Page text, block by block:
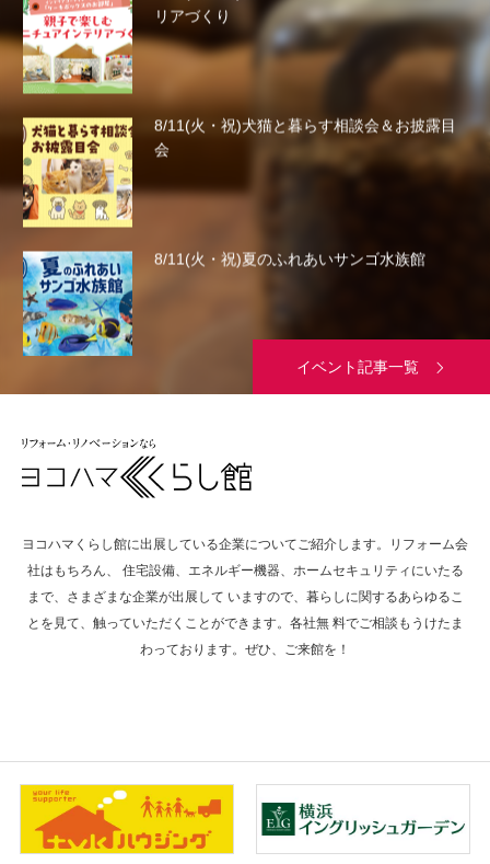
イベント記事一覧
リアづくり
8/11(火・祝)犬猫と暮らす相談会＆お披露目
会
8/11(火・祝)夏のふれあいサンゴ水族館
ゼント…
7/18(土)こども服の譲渡会
8/8(土)ウルトラマンテオがやってくる！
ヨコハマくらし館に出展している企業についてご紹介します。リフォーム会
社はもちろん、 住宅設備、エネルギー機器、ホームセキュリティにいたる
まで、さまざまな企業が出展して いますので、暮らしに関するあらゆるこ
とを見て、触っていただくことができます。各社無 料でご相談もうけたま
わっております。ぜひ、ご来館を！